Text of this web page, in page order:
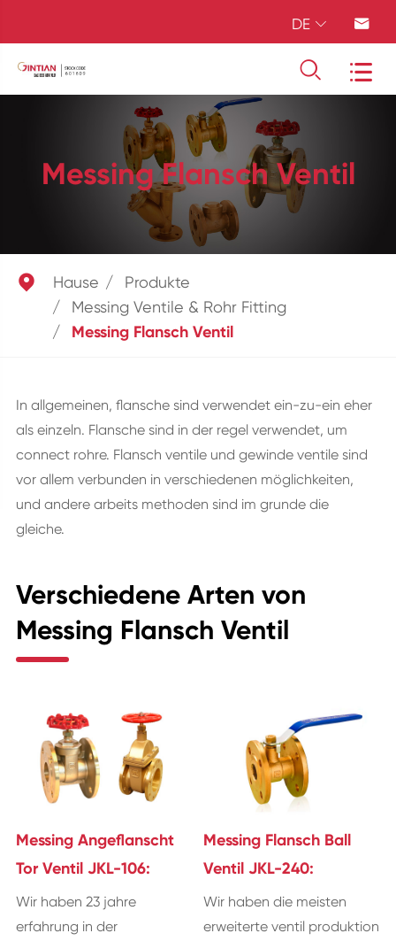
DE  
 
Messing Flansch Ventil
 Hause
Produkte
Messing Ventile & Rohr Fitting
Messing Flansch Ventil
In allgemeinen, flansche sind verwendet ein-zu-ein eher
als einzeln. Flansche sind in der regel verwendet, um
connect rohre. Flansch ventile und gewinde ventile sind
vor allem verbunden in verschiedenen möglichkeiten,
und andere arbeits methoden sind im grunde die
gleiche.
Verschiedene Arten von
Messing Flansch Ventil
Messing Angeflanscht
Tor Ventil JKL-106:
Wir haben 23 jahre
erfahrung in der
Messing Flansch Ball
Ventil JKL-240:
Wir haben die meisten
erweiterte ventil produktion